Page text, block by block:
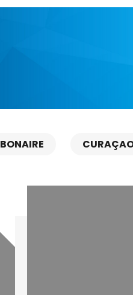
BONAIRE